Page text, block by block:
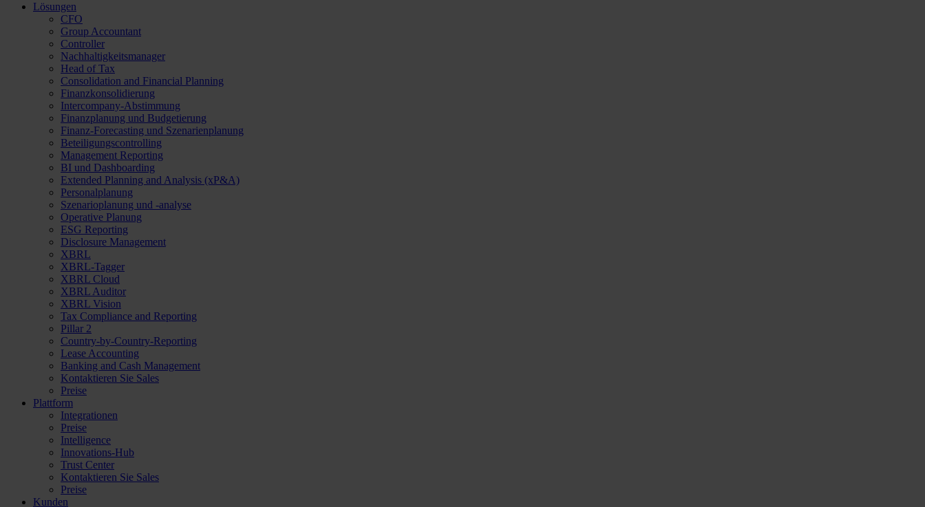
Lösungen
CFO
Group Accountant
Controller
Nachhaltigkeitsmanager
Head of Tax
Consolidation and Financial Planning
Finanzkonsolidierung
Intercompany-Abstimmung
Finanzplanung und Budgetierung
Finanz-Forecasting und Szenarienplanung
Beteiligungscontrolling
Management Reporting
BI und Dashboarding
Extended Planning and Analysis (xP&A)
Personalplanung
Szenarioplanung und -analyse
Operative Planung
ESG Reporting
Disclosure Management
XBRL
XBRL-Tagger
XBRL Cloud
XBRL Auditor
XBRL Vision
Tax Compliance and Reporting
Pillar 2
Country-by-Country-Reporting
Lease Accounting
Banking and Cash Management
Kontaktieren Sie Sales
Preise
Plattform
Integrationen
Preise
Intelligence
Innovations-Hub
Trust Center
Kontaktieren Sie Sales
Preise
Kunden